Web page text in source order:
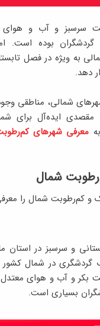
سرسبز و آب و هوای
بوده است.
به ویژه در فصل
دهد.
شمالی، مناطقی
مقصدی ایده‌آل برای
به معرفی شهرهای
شمال
و کم‌رطوبت شمال را
و سرسبز در استان
گردشگری در شمال
بکر و آب و هوای
بسیاری است.